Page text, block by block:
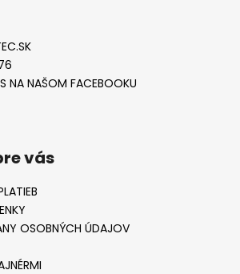
NA NAŠOM FACEBOOKU
vás
OSOBNÝCH ÚDAJOV